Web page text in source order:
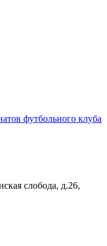
слобода, д.26,